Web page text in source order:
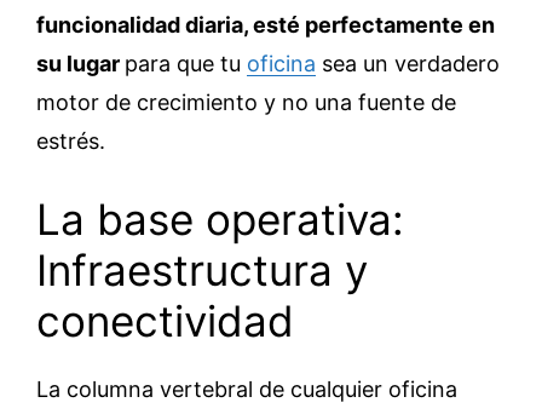
funcionalidad diaria, esté perfectamente en
su lugar para que tu oficina sea un verdadero
motor de crecimiento y no una fuente de
estrés.
La base operativa:
Infraestructura y
conectividad
La columna vertebral de cualquier oficina